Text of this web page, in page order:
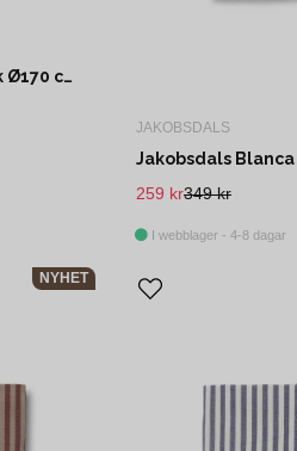
Boel & Jan Kullavik Duk Ø170 cm Rost
JAKOBSDALS
349 kr
259 kr
I webblager - 4-8 dagar
NYHET